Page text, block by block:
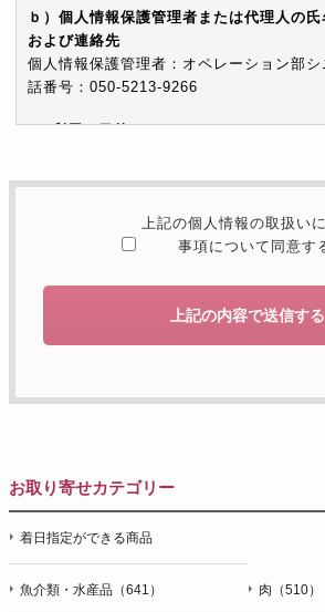
ｂ）個人情報保護管理者または代理人の
および連絡先
個人情報保護管理者：オペレーション部
話番号：050-5213-9266
c）利用の目的
合わせを適切に受け付け、当社が提供す
d）個人情報を第三者に提供することが予
た個人情報を第三者に提供することはあ
ことがあります。
利用目的の通知・開示・内容の訂正・追加
停止・消去および第三者への提供の停止
す。）に応じます。開示等のお問合せは下
い致します。
上記の個人情報の取扱い
事項について同意す
上記の内容で送信する
お取り寄せカテゴリー
着日指定ができる商品
魚介類・水産品（641） 肉（510）